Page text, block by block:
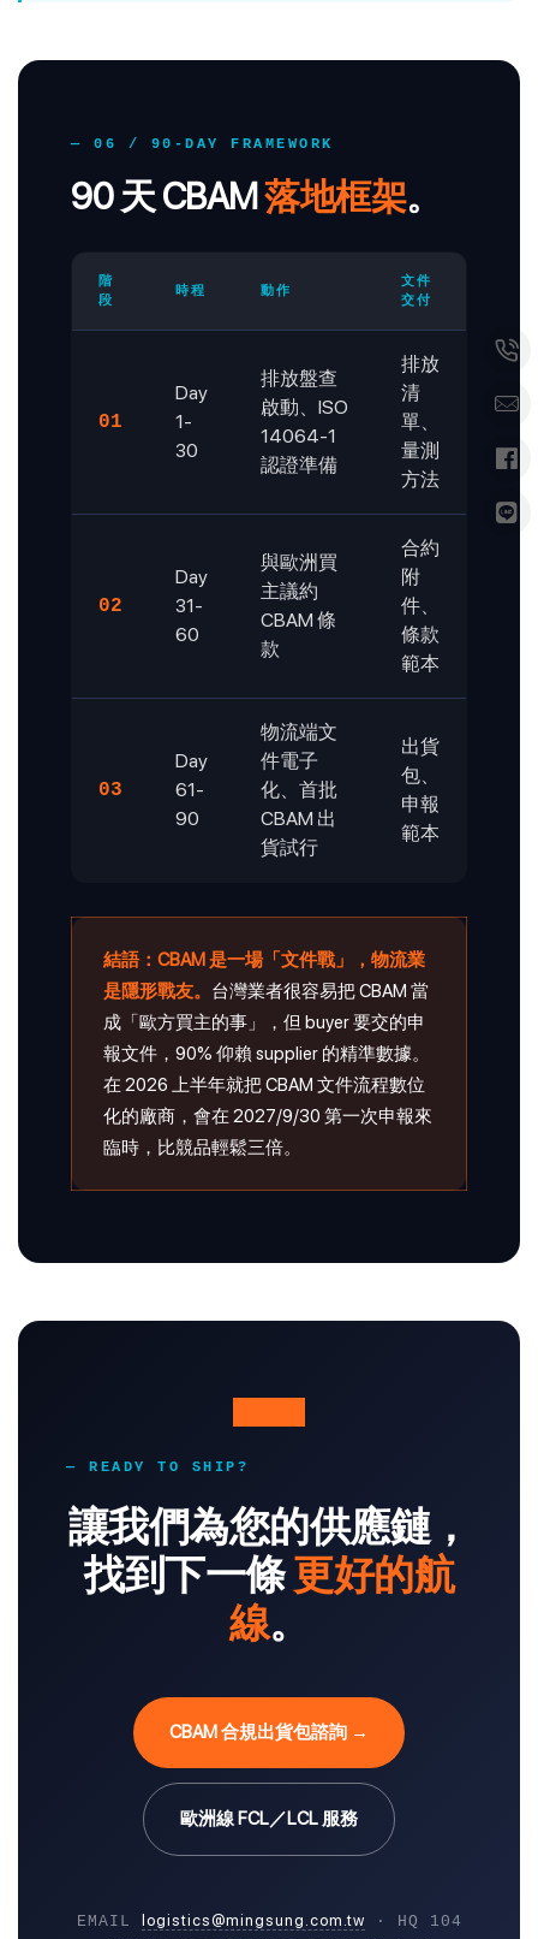
— 06 / 90-DAY FRAMEWORK
90 天 CBAM落地框架。
階
段
時程 動作
文件
交付
01
Day
1-
30
排放盤查
啟動、ISO
14064-1
認證準備
排放
清
單、
量測
方法
02
Day
31-
60
與歐洲買
主議約
CBAM 條
款
合約
附
件、
條款
範本
03
Day
61-
90
物流端文
件電子
化、首批
CBAM 出
貨試行
出貨
包、
申報
範本
結語：CBAM 是一場「文件戰」，物流業
是隱形戰友。 台灣業者很容易把 CBAM 當
成「歐方買主的事」，但 buyer 要交的申
報文件，90% 仰賴 supplier 的精準數據。
在 2026 上半年就把 CBAM 文件流程數位
化的廠商，會在 2027/9/30 第一次申報來
臨時，比競品輕鬆三倍。
— READY TO SHIP?
讓我們為您的供應鏈，
找到下一條更好的航
線。
CBAM 合規出貨包諮詢 →
歐洲線 FCL／LCL 服務
EMAIL logistics@mingsung.com.tw · HQ 104